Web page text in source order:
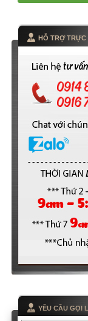
HỖ TRỢ TRỰC
YỀU CẦU GỌI